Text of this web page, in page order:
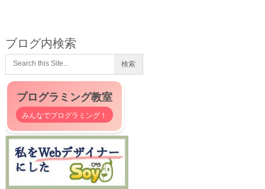
ブログ内検索
プログラミング教室
みんなでプログラミング！